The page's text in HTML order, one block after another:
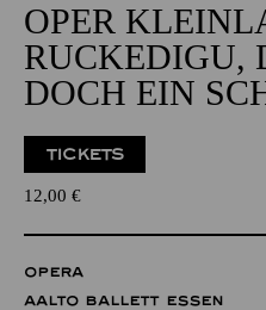
OPER
RUCKEDIGU,
DOCH EIN
TICKETS
12,00 €
OPERA
AALTO BALLETT ESSEN